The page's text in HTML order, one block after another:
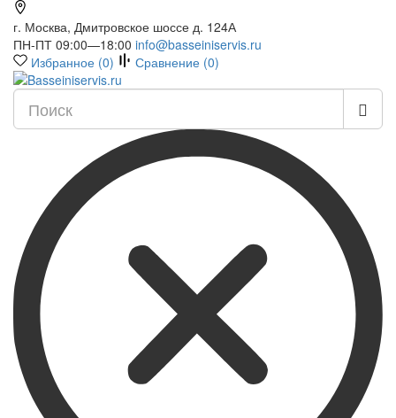
г. Москва, Дмитровское шоссе д. 124А
ПН-ПТ 09:00—18:00 info@basseiniservis.ru
Избранное (0) Сравнение (0)